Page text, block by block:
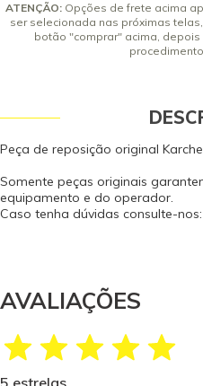
ATENÇÃO: Opções de frete acima
ser selecionada nas próximas
botão "comprar" acima,
Peça de reposição original
Somente peças originais
equipamento e do operador.
Caso tenha dúvidas consulte-nos:
AVALIAÇÕES
5 estrelas